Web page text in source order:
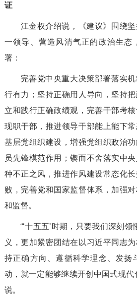
证
江金权介绍说，《建议》围绕坚
一领导、营造风清气正的政治生态
署：
完善党中央重大决策部署落实机
行有力；坚持正确用人导向，坚持
立和践行正确政绩观，完善干部考
现职干部，推进领导干部能上能下
基层党组织建设，增强党组织政治
员先锋模范作用；锲而不舍落实中
种不正之风，推进作风建设常态化
败，完善党和国家监督体系，加强
和监督。
“‘十五五’时期，只要我们深刻领
义，更加紧密团结在以习近平同志
持正确方向、遵循科学理念、发扬
动，就一定能够继续开创中国式现代
说。